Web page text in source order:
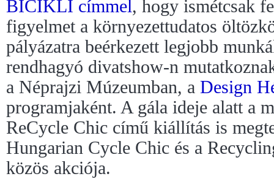
BICIKLI címmel, hogy ismétcsak
figyelmet a környezettudatos
pályázatra beérkezett legjobb
rendhagyó divatshow-n
a Néprajzi Múzeumban, a Design
programjaként. A gála ideje alatt a
ReCycle Chic című kiállítás is
Hungarian Cycle Chic és a
közös akciója.